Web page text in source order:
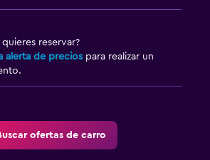
reservar?
alerta de precios para realizar un
ofertas de carro